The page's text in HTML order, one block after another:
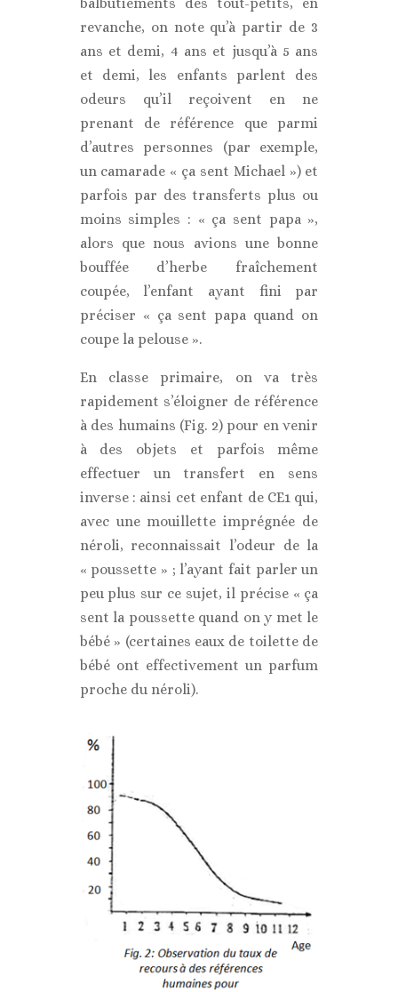
revanche, on note qu’à partir de 3
ans et demi, 4 ans et jusqu’à 5 ans
et demi, les enfants parlent des
odeurs qu’il reçoivent en ne
prenant de référence que parmi
d’autres personnes (par exemple,
un camarade « ça sent Michael ») et
parfois par des transferts plus ou
moins simples : « ça sent papa »,
alors que nous avions une bonne
bouffée d’herbe fraîchement
coupée, l’enfant ayant fini par
préciser « ça sent papa quand on
coupe la pelouse ».
En classe primaire, on va très
rapidement s’éloigner de référence
à des humains (Fig. 2) pour en venir
à des objets et parfois même
effectuer un transfert en sens
inverse : ainsi cet enfant de CE1 qui,
avec une mouillette imprégnée de
néroli, reconnaissait l’odeur de la
« poussette » ; l’ayant fait parler un
peu plus sur ce sujet, il précise « ça
sent la poussette quand on y met le
bébé » (certaines eaux de toilette de
bébé ont effectivement un parfum
proche du néroli).